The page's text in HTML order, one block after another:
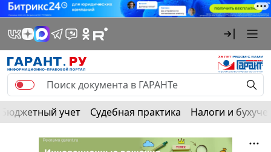
Бюджетный учет Судебная практика Налоги и